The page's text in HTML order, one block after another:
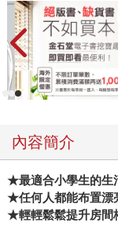
內容簡介
★最適合小學生的生
★任何人都能布置漂
★輕輕鬆鬆提升房間